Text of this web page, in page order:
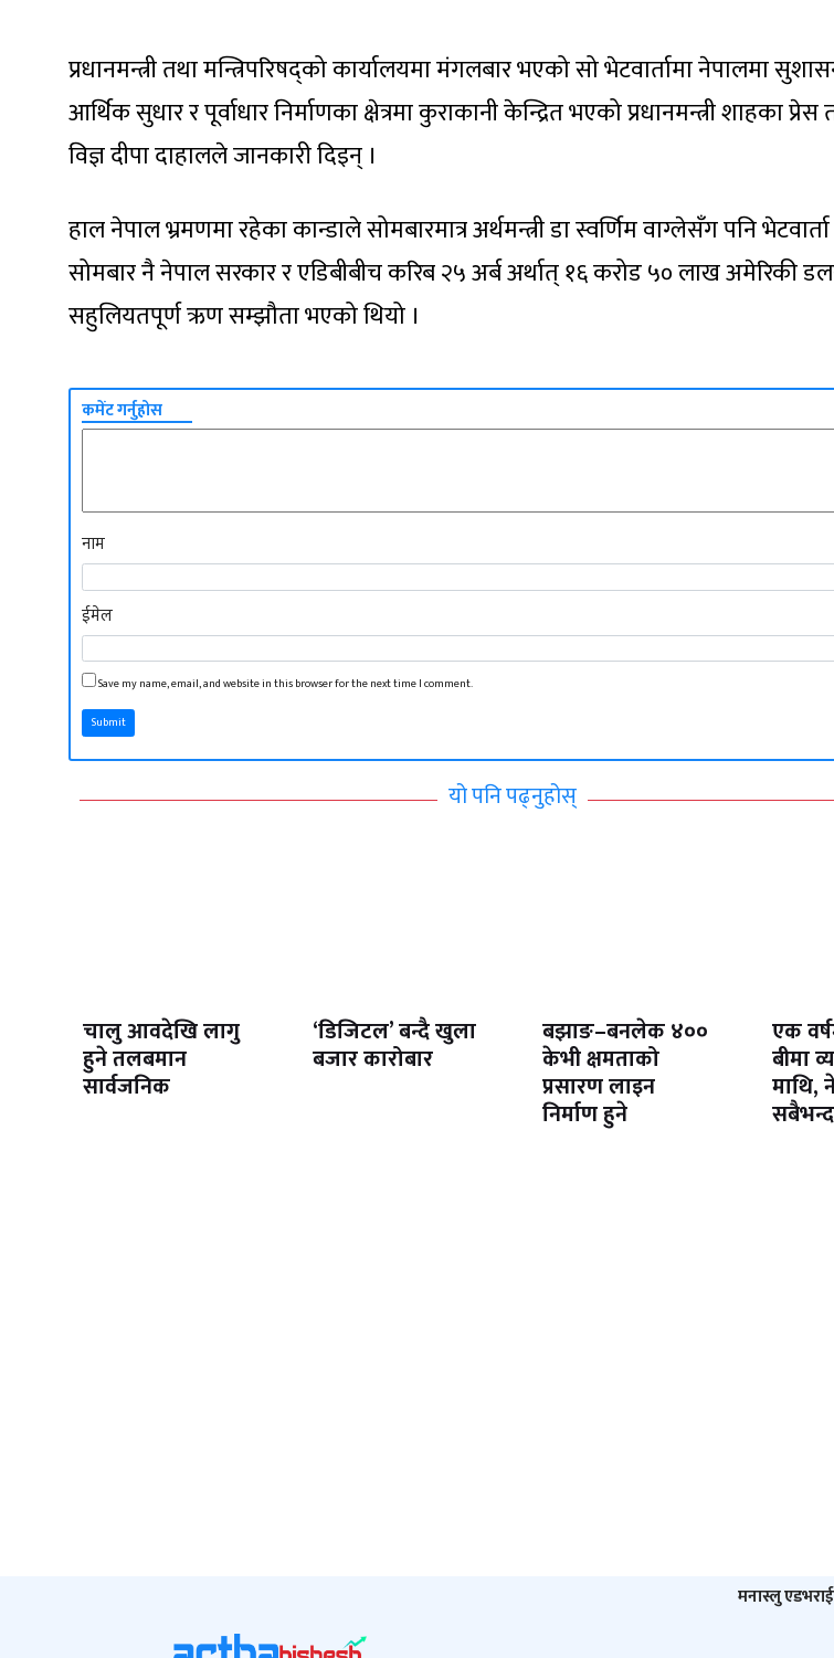
प्रधानमन्त्री तथा मन्त्रिपरिषद्को कार्यालयमा मंगलबार भएको सो भेटवार्तामा नेपालमा
आर्थिक सुधार र पूर्वाधार निर्माणका क्षेत्रमा कुराकानी केन्द्रित भएको प्रधानमन्त्री शाहका
विज्ञ दीपा दाहालले जानकारी दिइन् ।
हाल नेपाल भ्रमणमा रहेका कान्डाले सोमबारमात्र अर्थमन्त्री डा स्वर्णिम वाग्लेसँग पनि
सोमबार नै नेपाल सरकार र एडिबीबीच करिब २५ अर्ब अर्थात् १६ करोड ५० लाख अमेरिकी
सहुलियतपूर्ण ऋण सम्झौता भएको थियो ।
कमेंट गर्नुहोस
नाम
ईमेल
Save my name, email, and website in this browser for the next time I comment.
Submit
यो पनि पढ्नुहोस्
चालु आवदेखि लागु
हुने तलबमान
सार्वजनिक
‘डिजिटल’ बन्दै खुला
बजार कारोबार
बझाङ–बनलेक ४००
केभी क्षमताको
प्रसारण लाइन
निर्माण हुने
एक
बीमा
माथि,
मनास्लु